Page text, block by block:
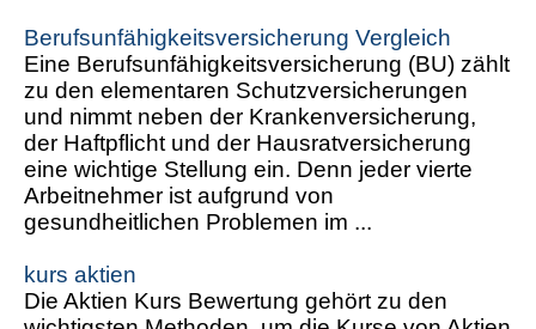
Berufsunfähigkeitsversicherung Vergleich
Eine Berufsunfähigkeitsversicherung (BU) zählt
zu den elementaren Schutzversicherungen
und nimmt neben der Krankenversicherung,
der Haftpflicht und der Hausratversicherung
eine wichtige Stellung ein. Denn jeder vierte
Arbeitnehmer ist aufgrund von
gesundheitlichen Problemen im ...
kurs aktien
Die Aktien Kurs Bewertung gehört zu den